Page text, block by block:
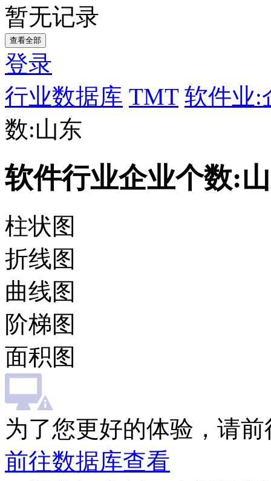
暂无记录
查看全部
登录
行业数据库 TMT 软件业:
数:山东
软件行业企业个数:
柱状图
折线图
曲线图
阶梯图
面积图
为了您更好的体验，请
前往数据库查看